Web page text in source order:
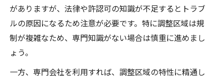
がありますが、法律や許認可の知識が不足するとトラブ
ルの原因になるため注意が必要です。特に調整区域は規
制が複雑なため、専門知識がない場合は慎重に進めまし
ょう。
一方、専門会社を利用すれば、調整区域の特性に精通し